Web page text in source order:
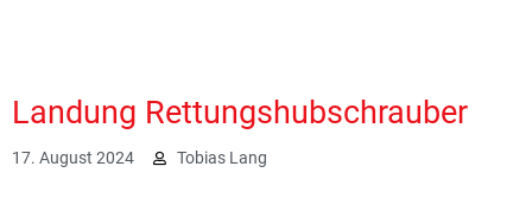
Landung Rettungshubschrauber
17. August 2024 Tobias Lang